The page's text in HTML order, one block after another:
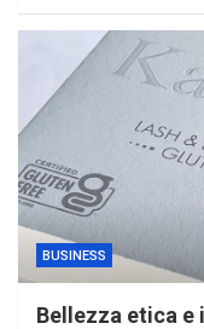
BUSINESS
Bellezza etica e